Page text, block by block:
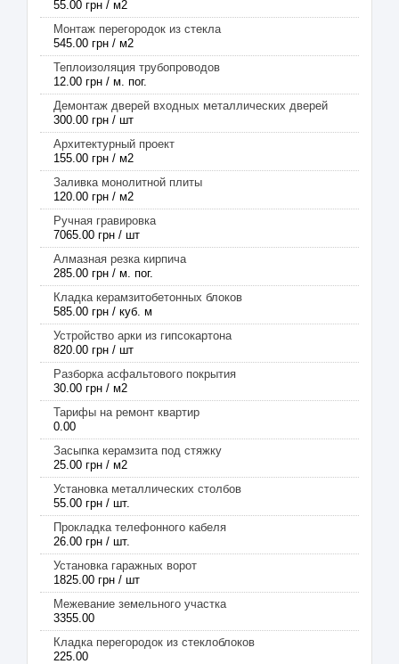
55.00 грн / м2
Монтаж перегородок из стекла
545.00 грн / м2
Теплоизоляция трубопроводов
12.00 грн / м. пог.
Демонтаж дверей входных металлических дверей
300.00 грн / шт
Архитектурный проект
155.00 грн / м2
Заливка монолитной плиты
120.00 грн / м2
Ручная гравировка
7065.00 грн / шт
Алмазная резка кирпича
285.00 грн / м. пог.
Кладка керамзитобетонных блоков
585.00 грн / куб. м
Устройство арки из гипсокартона
820.00 грн / шт
Разборка асфальтового покрытия
30.00 грн / м2
Тарифы на ремонт квартир
0.00
Засыпка керамзита под стяжку
25.00 грн / м2
Установка металлических столбов
55.00 грн / шт.
Прокладка телефонного кабеля
26.00 грн / шт.
Установка гаражных ворот
1825.00 грн / шт
Межевание земельного участка
3355.00
Кладка перегородок из стеклоблоков
225.00